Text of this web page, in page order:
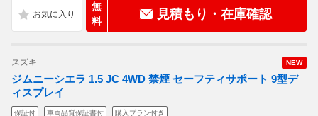
無
料
見積もり・在庫確認
NEW
スズキ
ジムニーシエラ 1.5 JC 4WD 禁煙 セーフティサポート 9型デ
ィスプレイ
保証付 車両品質保証書付 購入プラン付き